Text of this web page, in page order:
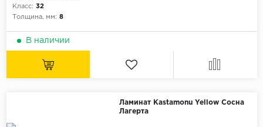
Франция
Дуб
Класс: 32
Толщина, мм: 8
В наличии
Ламинат Kastamonu Yellow Сосна
Лагерта